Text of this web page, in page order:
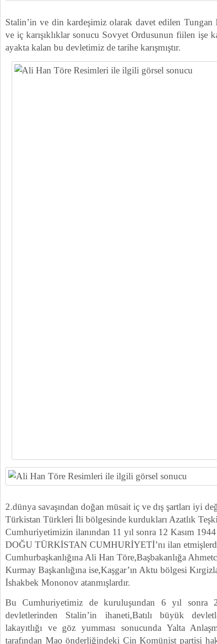
Stalin’in ve din kardeşimiz olarak davet edilen Tungan
ve iç karışıklıklar sonucu Sovyet Ordusunun fiilen işe
ayakta kalan bu devletimiz de tarihe karışmıştır.
2.dünya savaşından doğan müsait iç ve dış şartları iyi
Türkistan Türkleri İli bölgesinde kurdukları Azatlık
Cumhuriyetimizin ilanından 11 yıl sonra 12 Kasım
DOĞU TÜRKİSTAN CUMHURİYETİ’nı ilan
Cumhurbaşkanlığına Ali Han Töre,Başbakanlığa
Kurmay Başkanlığına ise,Kaşgar’ın Aktu bölgesi
İshakbek Mononov atanmışlardır.
Bu Cumhuriyetimiz de kuruluşundan 6 yıl sonra
devletlerinden Stalin’in ihaneti,Batılı büyük
lakayıtlığı ve göz yumması sonucunda Yalta
tarafından Mao önderliğindeki Çin Komünist partisi